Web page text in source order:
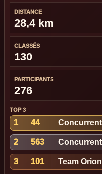
DISTANCE
28,4 km
CLASSÉS
130
PARTICIPANTS
276
TOP 3
1 44 Concurrent
2 563 Concurrent
3 101 Team Orion